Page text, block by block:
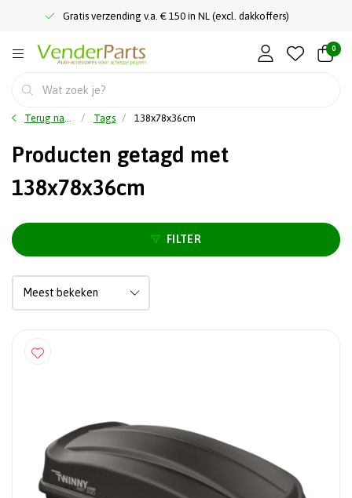
Gratis verzending v.a. € 150 in NL (excl. dakkoffers)
0
Terug naar home Tags 138x78x36cm
Producten getagd met
138x78x36cm
FILTER